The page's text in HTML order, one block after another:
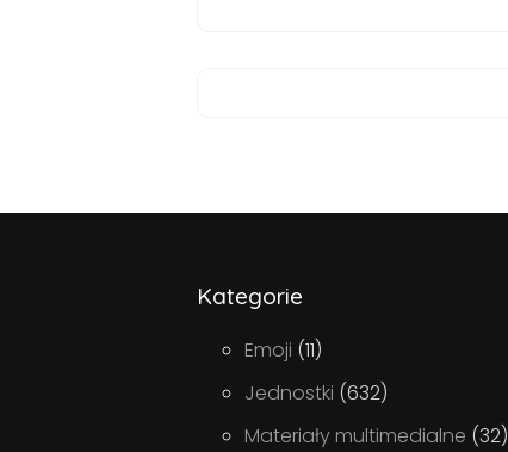
Kategorie
Emoji (11)
Jednostki (632)
Materiały multimedialne (32)